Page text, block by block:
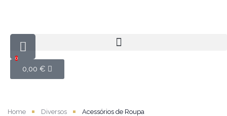
0,00 €
0
Home Diversos Acessórios de Roupa